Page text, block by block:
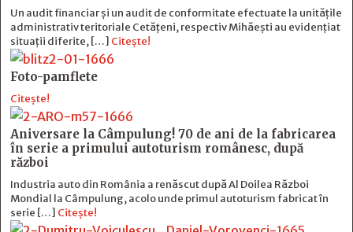
Un audit financiar și un audit de conformitate efectuate la unitățile
administrativ teritoriale Cetățeni, respectiv Mihăești au evidențiat
situații diferite, […] Citește!
Foto-pamflete
Citește!
Aniversare la Câmpulung! 70 de ani de la fabricarea
în serie a primului autoturism românesc, după
război
Industria auto din România a renăscut după Al Doilea Război
Mondial la Câmpulung, acolo unde primul autoturism fabricat în
serie […] Citește!